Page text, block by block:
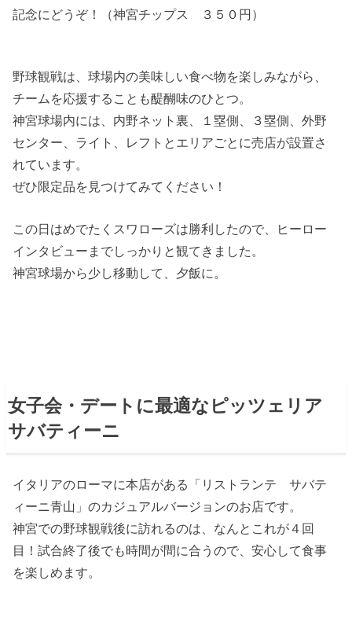
記念にどうぞ！（神宮チップス ３５０円）
野球観戦は、球場内の美味しい食べ物を楽しみながら、
チームを応援することも醍醐味のひとつ。
神宮球場内には、内野ネット裏、１塁側、３塁側、外野
センター、ライト、レフトとエリアごとに売店が設置さ
れています。
ぜひ限定品を見つけてみてください！
この日はめでたくスワローズは勝利したので、ヒーロー
インタビューまでしっかりと観てきました。
神宮球場から少し移動して、夕飯に。
女子会・デートに最適なピッツェリア
サバティーニ
イタリアのローマに本店がある「リストランテ サバテ
ィーニ青山」のカジュアルバージョンのお店です。
神宮での野球観戦後に訪れるのは、なんとこれが４回
目！試合終了後でも時間が間に合うので、安心して食事
を楽しめます。